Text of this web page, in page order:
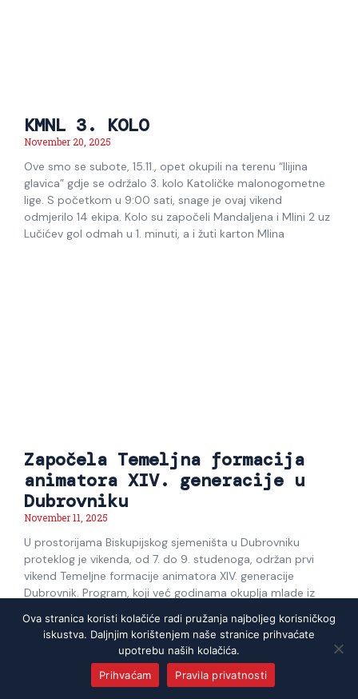
KMNL 3. KOLO
November 20, 2025
Ove smo se subote, 15.11., opet okupili na terenu “Ilijina
glavica” gdje se održalo 3. kolo Katoličke malonogometne
lige. S početkom u 9:00 sati, snage je ovaj vikend
odmjerilo 14 ekipa. Kolo su započeli Mandaljena i Mlini 2 uz
Lučićev gol odmah u 1. minuti, a i žuti karton Mlina
Započela Temeljna formacija
animatora XIV. generacije u
Dubrovniku
November 11, 2025
U prostorijama Biskupijskog sjemeništa u Dubrovniku
proteklog je vikenda, od 7. do 9. studenoga, održan prvi
vikend Temeljne formacije animatora XIV. generacije
Dubrovnik. Program, koji već godinama okuplja mlade iz
sedamdesetak sudionika željnih osobnog i duhovnog rasta
te služenja u Crkvi. Tijekom
Ova stranica koristi kolačiće radi pružanja najboljeg korisničkog
iskustva. Daljnjim korištenjem naše stranice prihvaćate
upotrebu naših kolačića.
Prihvaćam
Pravila privatnosti